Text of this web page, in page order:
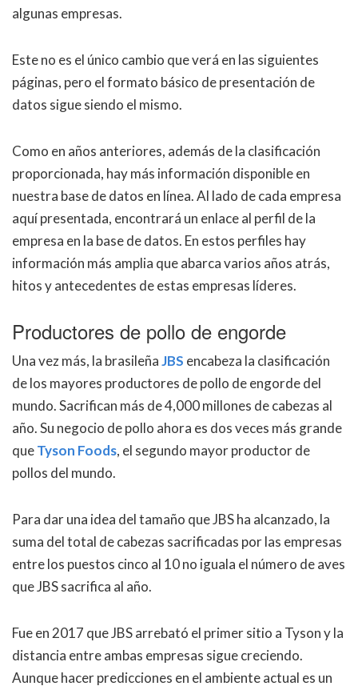
algunas empresas.
Este no es el único cambio que verá en las siguientes
páginas, pero el formato básico de presentación de
datos sigue siendo el mismo.
Como en años anteriores, además de la clasificación
proporcionada, hay más información disponible en
nuestra base de datos en línea. Al lado de cada empresa
aquí presentada, encontrará un enlace al perfil de la
empresa en la base de datos. En estos perfiles hay
información más amplia que abarca varios años atrás,
hitos y antecedentes de estas empresas líderes.
Productores de pollo de engorde
Una vez más, la brasileñaJBS encabeza la clasificación
de los mayores productores de pollo de engorde del
mundo. Sacrifican más de 4,000 millones de cabezas al
año. Su negocio de pollo ahora es dos veces más grande
queTyson Foods, el segundo mayor productor de
pollos del mundo.
Para dar una idea del tamaño que JBS ha alcanzado, la
suma del total de cabezas sacrificadas por las empresas
entre los puestos cinco al 10 no iguala el número de aves
que JBS sacrifica al año.
Fue en 2017 que JBS arrebató el primer sitio a Tyson y la
distancia entre ambas empresas sigue creciendo.
Aunque hacer predicciones en el ambiente actual es un